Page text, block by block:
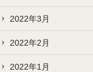
2022年3月
2022年2月
2022年1月